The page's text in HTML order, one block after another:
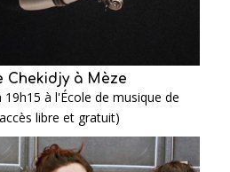
Chekidjy à Mèze
19h15 à l'École de musique de
libre et gratuit)